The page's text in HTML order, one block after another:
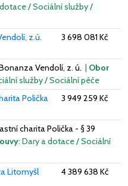
/ Sociální služby /
z.ú. 3 698 081 Kč
Vendolí, z. ú. | Obor
služby / Sociální péče
Polička 3 949 259 Kč
charita Polička - § 39
: Dary a dotace / Sociální
Litomyšl 4 389 638 Kč